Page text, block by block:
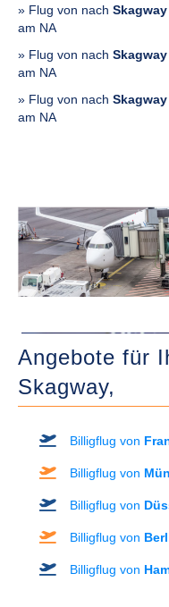
» Flug von nach Skagway
am NA
» Flug von nach Skagway
am NA
» Flug von nach Skagway
am NA
Angebote für
Skagway,
Billigflug von
Billigflug von
Billigflug von
Billigflug von
Billigflug von